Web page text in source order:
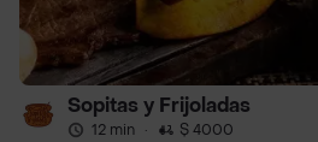
Sopitas y Frijoladas
12 min · $ 4000